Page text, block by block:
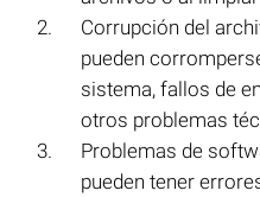
Corrupción del
pueden
sistema, fallos de
otros problemas
Problemas de
pueden tener